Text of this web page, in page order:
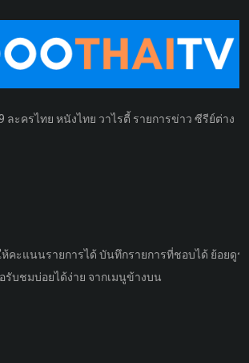
ละครไทย หนังไทย วาไรตี้ รายการข่าว ซีรีย์ต่าง
ายการได้ บันทึกรายการที่ชอบได้ ย้อยดูรายการที่เ
ยได้ง่าย จากเมนูข้างบน